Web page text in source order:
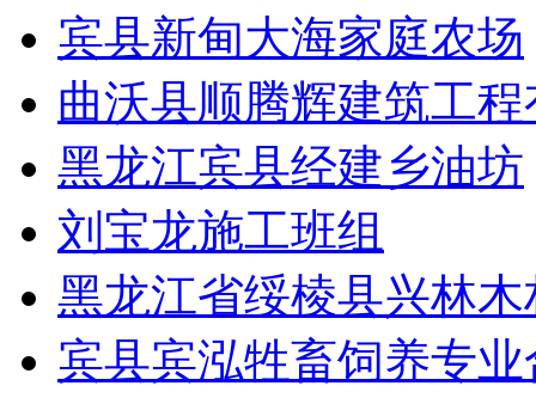
宾县新甸大海家庭农场
曲沃县顺腾辉建筑工
黑龙江宾县经建乡油坊
刘宝龙施工班组
黑龙江省绥棱县兴林
宾县宾泓牲畜饲养专